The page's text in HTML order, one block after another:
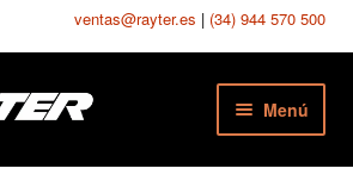
ventas@rayter.es | (34) 944 570 500
Menú